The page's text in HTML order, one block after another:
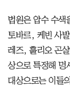
법원은 압수 수색
토바르, 케빈 사
레즈, 훌리오 곤
상으로 특정해 명
대상으로는 이들